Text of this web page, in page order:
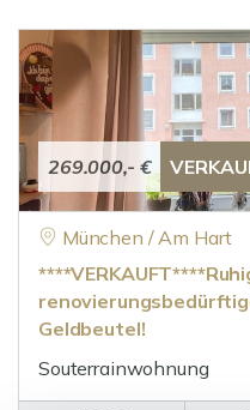
269.000,- €
München / Am Hart
Geldbeutel!
Souterrainwohnung